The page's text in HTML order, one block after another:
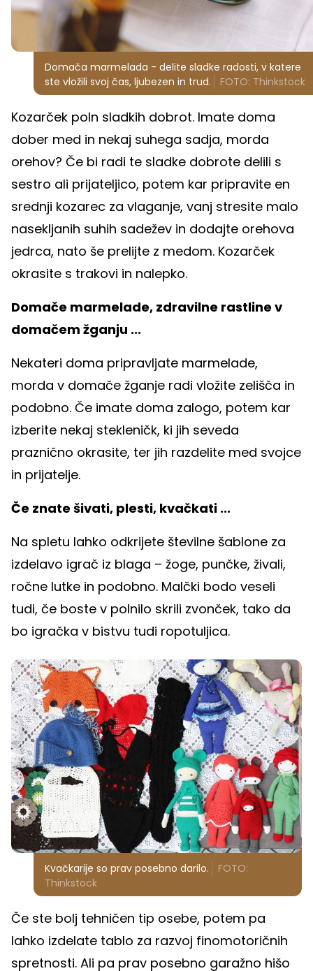
Domača marmelada - delite sladke radosti, v katere
ste vložili svoj čas, ljubezen in trud.
FOTO: Thinkstock
Kozarček poln sladkih dobrot. Imate doma
dober med in nekaj suhega sadja, morda
orehov? Če bi radi te sladke dobrote delili s
sestro ali prijateljico, potem kar pripravite en
srednji kozarec za vlaganje, vanj stresite malo
nasekljanih suhih sadežev in dodajte orehova
jedrca, nato še prelijte z medom. Kozarček
okrasite s trakovi in nalepko.
Domače marmelade, zdravilne rastline v
domačem žganju ...
Nekateri doma pripravljate marmelade,
morda v domače žganje radi vložite zelišča in
podobno. Če imate doma zalogo, potem kar
izberite nekaj stekleničk, ki jih seveda
praznično okrasite, ter jih razdelite med svojce
in prijatelje.
Če znate šivati, plesti, kvačkati ...
Na spletu lahko odkrijete številne šablone za
izdelavo igrač iz blaga – žoge, punčke, živali,
ročne lutke in podobno. Malčki bodo veseli
tudi, če boste v polnilo skrili zvonček, tako da
bo igračka v bistvu tudi ropotuljica.
Kvačkarije so prav posebno darilo.
FOTO:
Thinkstock
Če ste bolj tehničen tip osebe, potem pa
lahko izdelate tablo za razvoj finomotoričnih
spretnosti. Ali pa prav posebno garažno hišo